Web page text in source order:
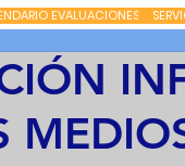
EVALUACIONES